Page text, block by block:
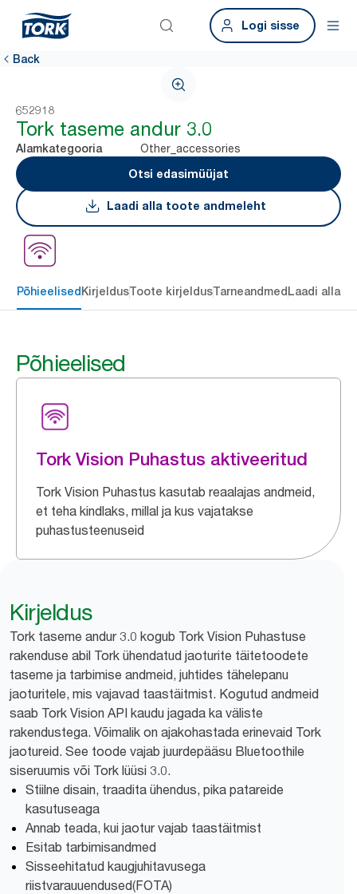
Logi sisse
Back
652918
Tork taseme andur 3.0
Alamkategooria
Other_accessories
Otsi edasimüüjat
Laadi alla toote andmeleht
Põhieelised KirjeldusToote kirjeldusTarneandmed Laadi alla
Põhieelised
Tork Vision Puhastus aktiveeritud
Tork Vision Puhastus kasutab reaalajas andmeid,
et teha kindlaks, millal ja kus vajatakse
puhastusteenuseid
Kirjeldus
Tork taseme andur 3.0 kogub Tork Vision Puhastuse
rakenduse abil Tork ühendatud jaoturite täitetoodete
taseme ja tarbimise andmeid, juhtides tähelepanu
jaoturitele, mis vajavad taastäitmist. Kogutud andmeid
saab Tork Vision API kaudu jagada ka väliste
rakendustega. Võimalik on ajakohastada erinevaid Tork
jaotureid. See toode vajab juurdepääsu Bluetoothile
siseruumis või Tork lüüsi 3.0.
Stiilne disain, traadita ühendus, pika patareide
kasutuseaga
Annab teada, kui jaotur vajab taastäitmist
Esitab tarbimisandmed
Sisseehitatud kaugjuhitavusega
riistvarauuendused(FOTA)